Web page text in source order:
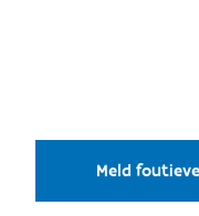
Meld